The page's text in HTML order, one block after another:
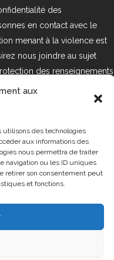
aux
utilisons des technologies
aux informations des
nous permettra de traiter
navigation ou les ID uniques
retirer son consentement peut
et fonctions.
des
en contact avec le
menant à la violence est
nous joindre au sujet
des renseignements
communiquer avec
Pour en savoir